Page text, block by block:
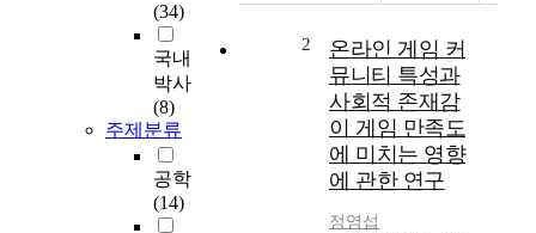
(34)
국내
박사
(8)
주제분류
공학
(14)
2
온라인 게임 커
뮤니티 특성과
사회적 존재감
이 게임 만족도
에 미치는 영향
에 관한 연구
정영섭